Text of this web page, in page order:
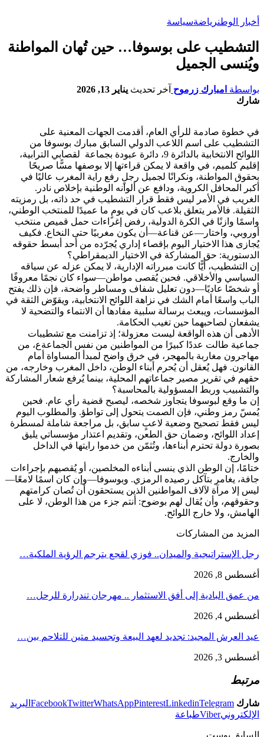
أخبار الوطنرياضةسياسة
التشطيب على بوسوفا… حين تُهان المواطنة
ويُنسى الجميل
بواسطة امبارك زرموح آخر تحديث يناير 13, 2026
شارك
في خطوة صادمة للرأي العام، أقدمت الجهات المعنية على
التشطيب على اسم اللاعب الدولي السابق مبارك بوسوفا من
اللوائح الانتخابية بالدائرة 9، دائرة عبودة بجماعة لقصابي الترابية،
إقليم كلميم، في واقعة لا يمكن قراءتها إلا بوصفها مسًّا صريحًا
بحقوق المواطنة، ونكرانًا لجميل رجلٍ رفع راية المغرب عاليًا في
أكبر المحافل الكروية، ودافع عن ألوانه الوطنية بإخلاص نادر.
الغريب في الأمر ليس فقط قرار التشطيب في حد ذاته، بل رمزيته
الثقيلة. فالأمر يتعلق بلاعب كان في يومٍ ما عميدًا للمنتخب الوطني،
واسمًا وازنًا في الكرة الدولية، رفض إغراءات حمل قميص منتخب
أوروبي، واختار—عن قناعة—أن يكون مغربيًا حتى النخاع. فكيف
يُجازى هذا الاختيار اليوم بإقصاء إداري يُجرّده من أحد أبسط حقوقه
الدستورية: حق المشاركة في الاختيار الديمقراطي؟
إن التشطيب، أيًّا كانت مبرراته الإدارية، لا يمكن عزله عن سياقه
السياسي والأخلاقي. فحين يُقصى مواطن—سواء كان نجمًا معروفًا
أو شخصًا عاديًا—دون تعليل شفاف ومساطر واضحة، فإن ذلك يفتح
الباب واسعًا أمام الشك في نزاهة اللوائح الانتخابية، ويقوّض الثقة في
المؤسسات، ويبعث برسالة سلبية مفادها أن الانتماء والتضحية لا
يشفعان لصاحبهما حين تغيب الحكامة.
الأدهى أن هذه الواقعة ليست معزولة؛ إذ تزامنت مع تشطيبات
جماعية طالت عددًا كبيرًا من المواطنين من نفس الجماعةع، من
مهاجرون مغاربة بالمهجر، في خرق واضح لمبدأ المساواة أمام
القانون. فهل يُعقل أن يُحرم أبناء الوطن، داخل المغرب وخارجه، من
حقهم في تقرير مصير جماعاتهم المحلية، بينما يُرفع شعار المشاركة
والتشبيب وربط المسؤولية بالمحاسبة؟
إن ما وقع لبوسوفا يتجاوز شخصه، ليصبح قضية رأي عام. فحين
يُمسّ رمز وطني، فإن الصمت يتحول إلى تواطؤ. والمطلوب اليوم
ليس فقط تصحيح وضعية لاعبٍ سابق، بل مراجعة شاملة لمسطرة
إعداد اللوائح، وضمان حق الطعن، وتقديم اعتذار مؤسساتي يليق
بصورة دولة تحترم أبناءها، وتُثمّن من خدموا رايتها في الداخل
والخارج.
ختامًا، إن الوطن الذي ينسى أبناءه المخلصين، أو يُقصيهم بإجراءات
جافة، يغامر بتآكل رصيده الرمزي. وبوسوفا—وإن كان اسمًا لامعًا—
ليس إلا مرآة لآلاف المواطنين الذين يستحقون أن تُصان كرامتهم
وحقوقهم، وأن يُقال لهم بوضوح: أنتم جزء من هذا الوطن، لا على
الهامش، ولا خارج اللوائح.
المزيد من المشاركات
رجل الإستراتيجية والميدان.. فوزي لقجع يترجم الرؤية الملكية…
أغسطس 8, 2026
من عمق البادية إلى أفق الاستثمار .. مهرجان تندرارة للرحل…
أغسطس 4, 2026
عيد العرش المجيد: تجديد لعهد البيعة وتجسيد متين للتلاحم بين…
أغسطس 3, 2026
مرتبط
شارك FacebookTwitterWhatsAppPinterestLinkedinTelegram
البريد
الإلكترونيViberطباعة